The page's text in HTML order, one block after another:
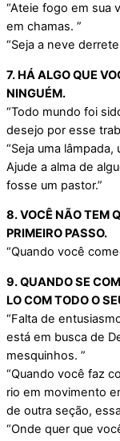
“Ateie fogo em sua
em chamas. ”
“Seja a neve
7. HÁ ALGO QUE
NINGUÉM.
“Todo mundo foi
desejo por esse
“Seja uma
Ajude a alma de
fosse um pastor.”
8. VOCÊ NÃO TEM
PRIMEIRO PASSO.
“Quando você
9. QUANDO SE
LO COM TODO O
“Falta de
está em busca de
mesquinhos. ”
“Quando você faz
rio em movimento
de outra seção,
“Onde quer que